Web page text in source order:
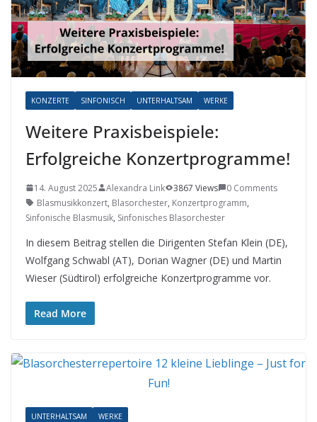
KONZERTE SINFONISCH UNTERHALTSAM WERKE
Weitere Praxisbeispiele:
Erfolgreiche Konzertprogramme!
14. August 2025 Alexandra Link 3867 Views
0 Comments
Blasmusikkonzert, Blasorchester, Konzertprogramm,
Sinfonische Blasmusik, Sinfonisches Blasorchester
In diesem Beitrag stellen die Dirigenten Stefan Klein (DE),
Wolfgang Schwabl (AT), Dorian Wagner (DE) und Martin
Wieser (Südtirol) erfolgreiche Konzertprogramme vor.
Read More
UNTERHALTSAM WERKE